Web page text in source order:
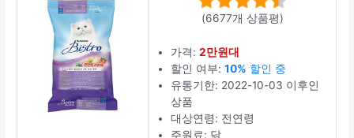
(6677개 상품평)
가격:2만원대
할인 여부:10% 할인 중
유통기한: 2022-10-03 이후인
상품
대상연령: 전연령
주원료: 닭